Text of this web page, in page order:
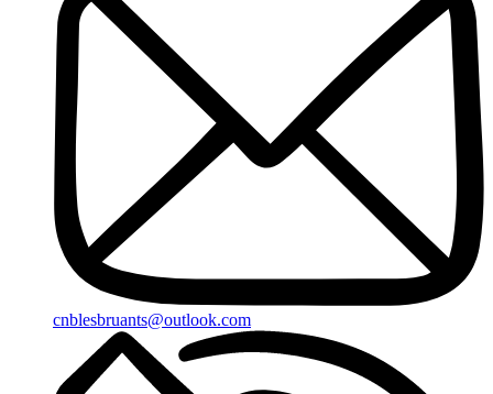
cnblesbruants@outlook.com